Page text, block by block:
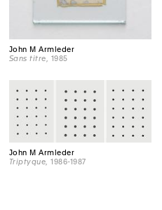
John M Armleder
Sans titre , 1985
John M Armleder
Triptyque , 1986-1987